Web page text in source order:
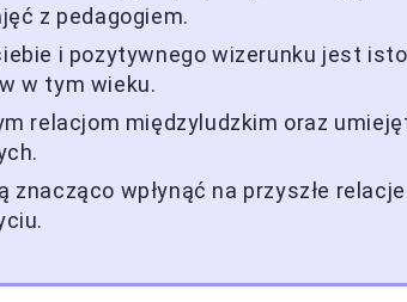
z pedagogiem.
i pozytywnego wizerunku jest
w tym wieku.
relacjom międzyludzkim oraz
znacząco wpłynąć na przyszłe